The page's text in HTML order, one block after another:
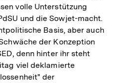
volle Unterstützung
und die Sowjet-macht.
Basis, aber auch
der Konzeption
denn hinter ihr steht
viel deklamierte
der